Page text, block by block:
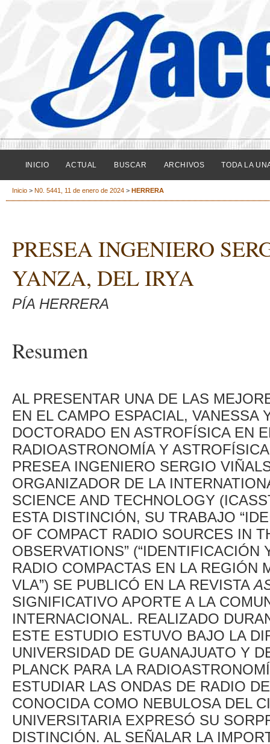
INICIO ACTUAL BUSCAR ARCHIVOS TODA LA
Inicio > N0. 5441, 11 de enero de 2024 > HERRERA
PRESEA INGENIERO
YANZA, DEL IRYA
PÍA HERRERA
Resumen
AL PRESENTAR UNA DE LAS
EN EL CAMPO ESPACIAL, VANESSA
DOCTORADO EN ASTROFÍSICA EN
RADIOASTRONOMÍA Y
PRESEA INGENIERO SERGIO
ORGANIZADOR DE LA
SCIENCE AND TECHNOLOGY
ESTA DISTINCIÓN, SU TRABAJO
OF COMPACT RADIO SOURCES IN
OBSERVATIONS”
RADIO COMPACTAS EN LA REGIÓN
VLA”) SE PUBLICÓ EN LA REVISTA
SIGNIFICATIVO APORTE A LA
INTERNACIONAL. REALIZADO
ESTE ESTUDIO ESTUVO BAJO LA
UNIVERSIDAD DE GUANAJUATO Y
PLANCK PARA LA
ESTUDIAR LAS ONDAS DE RADIO
CONOCIDA COMO NEBULOSA DEL
UNIVERSITARIA EXPRESÓ SU
DISTINCIÓN. AL SEÑALAR LA